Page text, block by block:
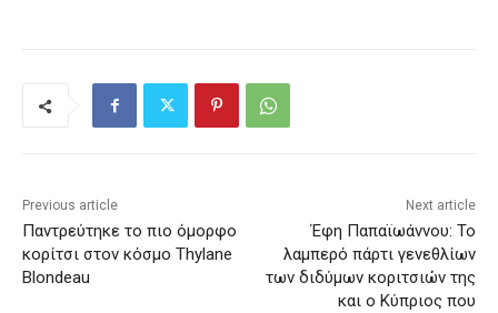
Previous article
Παντρεύτηκε το πιο όμορφο
κορίτσι στον κόσμο Thylane
Blondeau
Next article
Έφη Παπαϊωάννου: Το
λαμπερό πάρτι γενεθλίων
των διδύμων κοριτσιών της
και ο Κύπριος που